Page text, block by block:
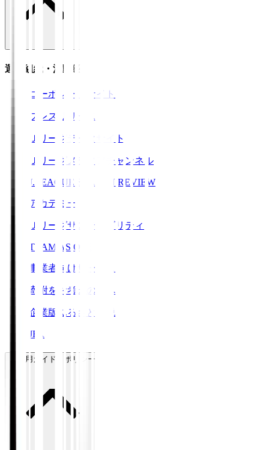
運営組織・活動紹介
コーポレートサイト
プレスリリース
Ｊリーグデータサイト
Ｊリーグメディアチャンネル
J.LEAGUE SEASON REVIEW
アカデミー
Ｊリーグサステナビリティ
TEAM AS ONE
事業者向けサービス
寄附をお考えの方へ
企業版ふるさと納税
JFA
ご利用ガイド・ポリシー